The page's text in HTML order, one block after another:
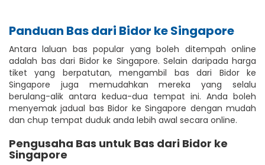
Panduan Bas dari Bidor ke Singapore
Antara laluan bas popular yang boleh ditempah online
adalah bas dari Bidor ke Singapore. Selain daripada harga
tiket yang berpatutan, mengambil bas dari Bidor ke
Singapore juga memudahkan mereka yang selalu
berulang-alik antara kedua-dua tempat ini. Anda boleh
menyemak jadual bas Bidor ke Singapore dengan mudah
dan chup tempat duduk anda lebih awal secara online.
Pengusaha Bas untuk Bas dari Bidor ke
Singapore